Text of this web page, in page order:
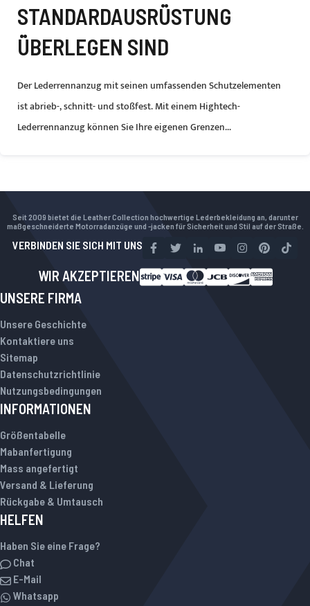
TANDARDAUSRÜSTUNG Ü
BERLEGEN SIND
Der Lederrennanzug mit seinen umfassenden Schutzelementen
ist abrieb-, schnitt- und stoßfest. Mit einem Hightech-
Lederrennanzug können Sie Ihre eigenen Grenzen...
Seit 2009 bietet die Leather Collection hochwertige Lederbekleidung an, darunter
maßgeschneiderte Motorradanzüge und -jacken für Sicherheit und Stil auf der Straße.
VERBINDEN SIE SICH MIT UNS
WIR AKZEPTIEREN
UNSERE FIRMA
Unsere Geschichte
Kontaktiere uns
Sitemap
Datenschutzrichtlinie
Nutzungsbedingungen
INFORMATIONEN
Größentabelle
Mabanfertigung
Mass angefertigt
Versand & Lieferung
Rückgabe & Umtausch
HELFEN
Haben Sie eine Frage?
Chat
E-Mail
Whatsapp